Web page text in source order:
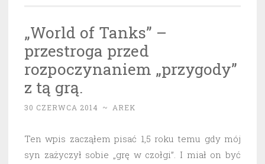
„World of Tanks” –
przestroga przed
rozpoczynaniem „przygody”
z tą grą.
30 CZERWCA 2014 ~ AREK
Ten wpis zacząłem pisać 1,5 roku temu gdy mój
syn zażyczył sobie „grę w czołgi”. I miał on być